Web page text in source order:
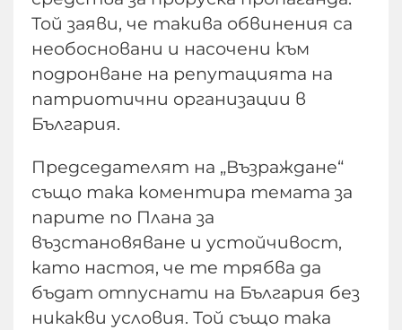
Той заяви, че такива обвинения са
необосновани и насочени към
подронване на репутацията на
патриотични организации в
България.
Председателят на „Възраждане“
също така коментира темата за
парите по Плана за
възстановяване и устойчивост,
като настоя, че те трябва да
бъдат отпуснати на България без
никакви условия. Той също така